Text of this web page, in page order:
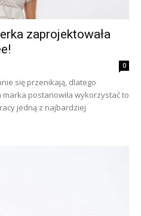
zaprojektowała
0
się przenikają, dlatego
postanowiła wykorzystać to
jedną z najbardziej